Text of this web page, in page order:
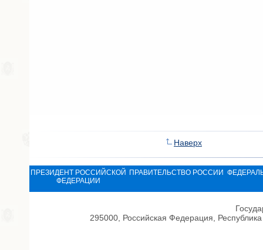
Наверх
ПРЕЗИДЕНТ РОССИЙСКОЙ
ФЕДЕРАЦИИ
ПРАВИТЕЛЬСТВО РОССИИ
295000, Российская Федерация,